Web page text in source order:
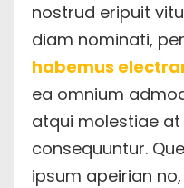
nostrud eripuit
diam nominati,
habemus
ea omnium
atqui molestiae at
consequuntur.
ipsum apeirian